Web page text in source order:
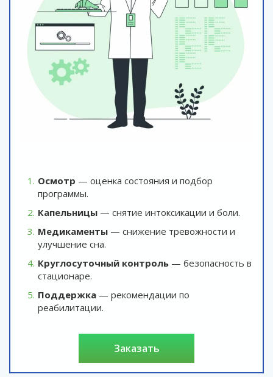
Осмотр — оценка состояния и подбор
программы.
Капельницы — снятие интоксикации и боли.
Медикаменты — снижение тревожности и
улучшение сна.
Круглосуточный контроль — безопасность в
стационаре.
Поддержка — рекомендации по
реабилитации.
заказать